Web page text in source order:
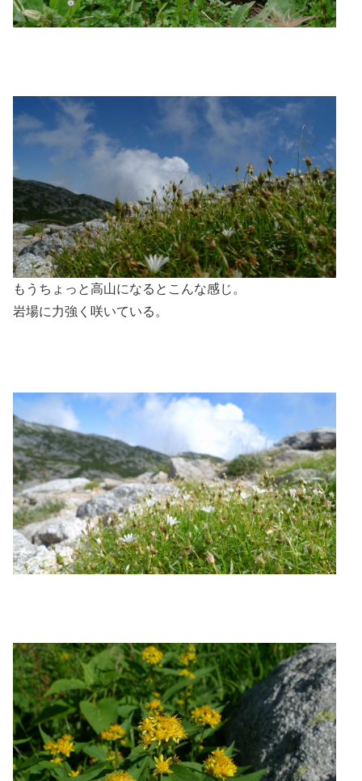
もうちょっと高山になるとこんな感じ。
岩場に力強く咲いている。